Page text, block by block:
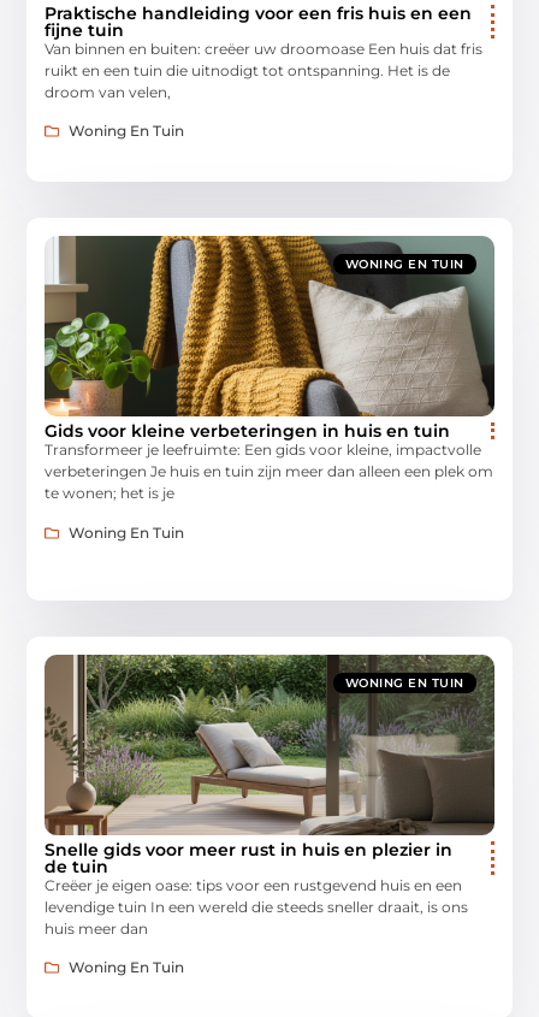
Praktische handleiding voor een fris huis en een
fijne tuin
Van binnen en buiten: creëer uw droomoase Een huis dat fris
ruikt en een tuin die uitnodigt tot ontspanning. Het is de
droom van velen,
Woning En Tuin
WONING EN TUIN
Gids voor kleine verbeteringen in huis en tuin
Transformeer je leefruimte: Een gids voor kleine, impactvolle
verbeteringen Je huis en tuin zijn meer dan alleen een plek om
te wonen; het is je
Woning En Tuin
WONING EN TUIN
Snelle gids voor meer rust in huis en plezier in
de tuin
Creëer je eigen oase: tips voor een rustgevend huis en een
levendige tuin In een wereld die steeds sneller draait, is ons
huis meer dan
Woning En Tuin